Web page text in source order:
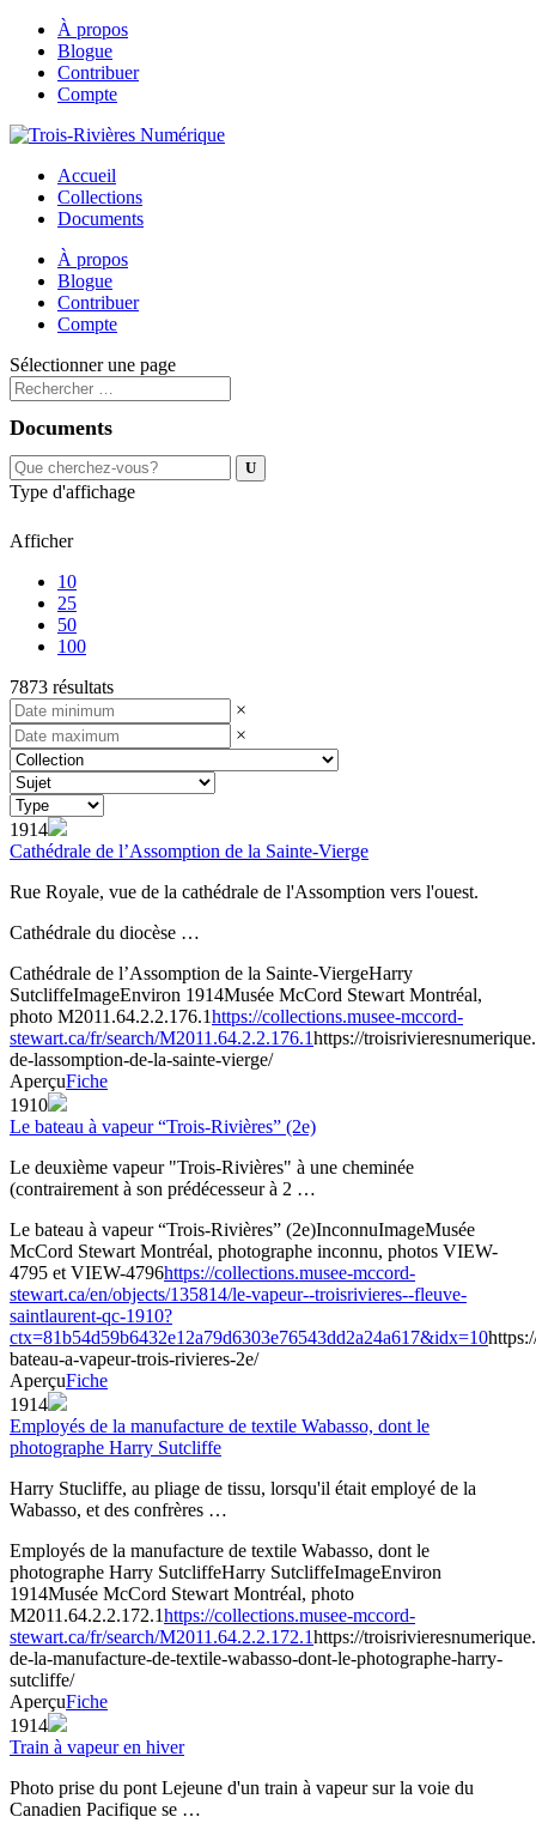
À propos
Blogue
Contribuer
Compte
Accueil
Collections
Documents
À propos
Blogue
Contribuer
Compte
Sélectionner une page
Documents
Type d'affichage
Afficher
10
25
50
100
7873 résultats
×
×
1914
Cathédrale de l’Assomption de la Sainte-Vierge
Rue Royale, vue de la cathédrale de l'Assomption vers l'ouest.
Cathédrale du diocèse …
Cathédrale de l’Assomption de la Sainte-ViergeHarry
SutcliffeImageEnviron 1914Musée McCord Stewart Montréal,
photo M2011.64.2.2.176.1https://collections.musee-mccord-
stewart.ca/fr/search/M2011.64.2.2.176.1https://
de-lassomption-de-la-sainte-vierge/
AperçuFiche
1910
Le bateau à vapeur “Trois-Rivières” (2e)
Le deuxième vapeur "Trois-Rivières" à une cheminée
(contrairement à son prédécesseur à 2 …
Le bateau à vapeur “Trois-Rivières” (2e)InconnuImageMusée
McCord Stewart Montréal, photographe inconnu, photos VIEW-
4795 et VIEW-4796https://collections.musee-mccord-
stewart.ca/en/objects/135814/le-vapeur--troisrivieres--fleuve-
saintlaurent-qc-1910?
ctx=81b54d59b6432e12a79d6303e76543dd2a24a617&idx=10
bateau-a-vapeur-trois-rivieres-2e/
AperçuFiche
1914
Employés de la manufacture de textile Wabasso, dont le
photographe Harry Sutcliffe
Harry Stucliffe, au pliage de tissu, lorsqu'il était employé de la
Wabasso, et des confrères …
Employés de la manufacture de textile Wabasso, dont le
photographe Harry SutcliffeHarry SutcliffeImageEnviron
1914Musée McCord Stewart Montréal, photo
M2011.64.2.2.172.1https://collections.musee-mccord-
stewart.ca/fr/search/M2011.64.2.2.172.1https://
de-la-manufacture-de-textile-wabasso-dont-le-photographe-harry-
sutcliffe/
AperçuFiche
1914
Train à vapeur en hiver
Photo prise du pont Lejeune d'un train à vapeur sur la voie du
Canadien Pacifique se …